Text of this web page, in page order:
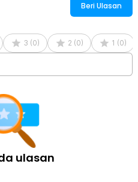
pembelian produk ini:
Beri Ulasan
3 (0) 2 (0) 1 (0)
ulasan